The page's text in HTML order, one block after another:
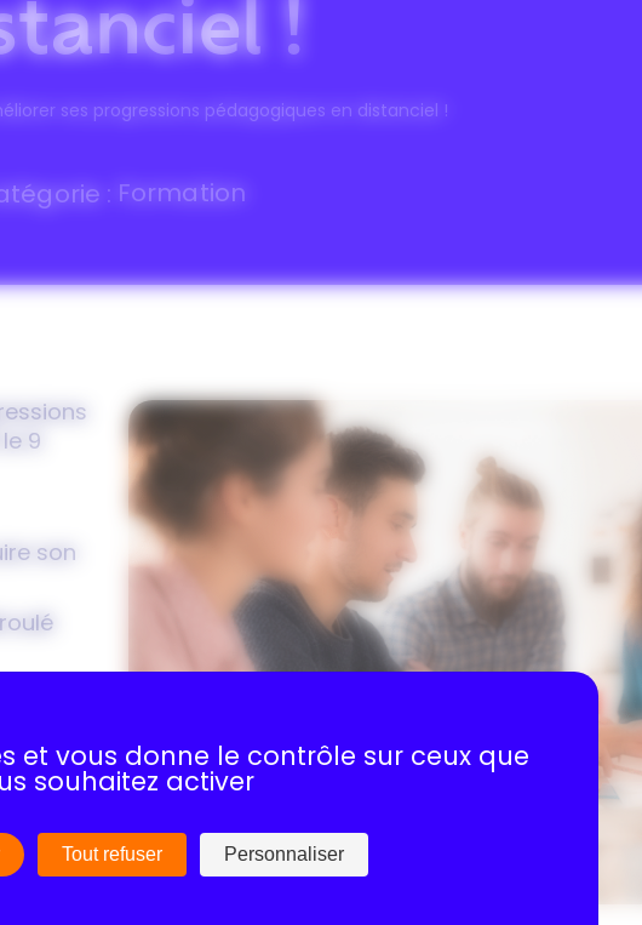
!
ses progressions pédagogiques en distanciel !
: Formation
9
son
!
et vous donne le contrôle sur ceux que
souhaitez activer
Tout refuser Personnaliser